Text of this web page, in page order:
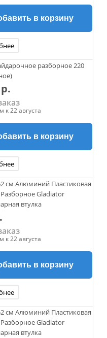
в корзину
разборное 220
к 22 августа
в корзину
см Алюминий Пластиковая
Gladiator
втулка
к 22 августа
в корзину
см Алюминий Пластиковая
Gladiator
втулка